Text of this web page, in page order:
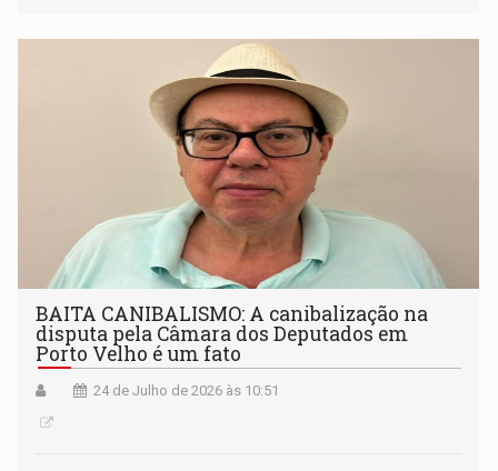
BAITA CANIBALISMO: A canibalização na
disputa pela Câmara dos Deputados em
Porto Velho é um fato
24 de Julho de 2026 às 10:51